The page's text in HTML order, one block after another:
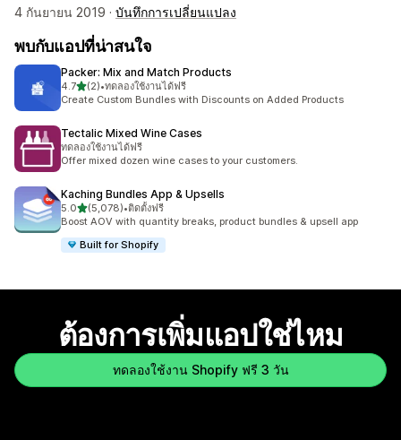
4 กันยายน 2019 · บันทึกการเปลี่ยนแปลง
พบกับแอปที่น่าสนใจ
Packer: Mix and Match Products
4.7เต็ม 5 ดาว
(2)
ทั้งหมด 2 รีวิว
•ทดลองใช้งานได้ฟรี
Create Custom Bundles with Discounts on Added Products
Tectalic Mixed Wine Cases
ทดลองใช้งานได้ฟรี
Offer mixed dozen wine cases to your customers.
Kaching Bundles App & Upsells
5.0เต็ม 5 ดาว
(5,078)
ทั้งหมด 5078 รีวิว
•ติดตั้งฟรี
Boost AOV with quantity breaks, product bundles & upsell app
Built for Shopify
ต้องการเพิ่มแอปใช่ไหม
ทดลองใช้งาน Shopify ฟรี 3 วัน